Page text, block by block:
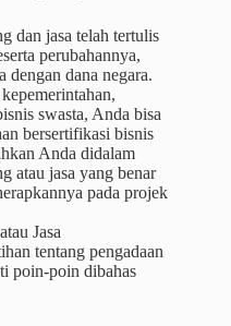
dan jasa telah tertulis
perubahannya,
dengan dana negara.
swasta, Anda bisa
bersertifikasi bisnis
Anda didalam
atau jasa yang benar
pada projek
Jasa
tentang pengadaan
poin-poin dibahas